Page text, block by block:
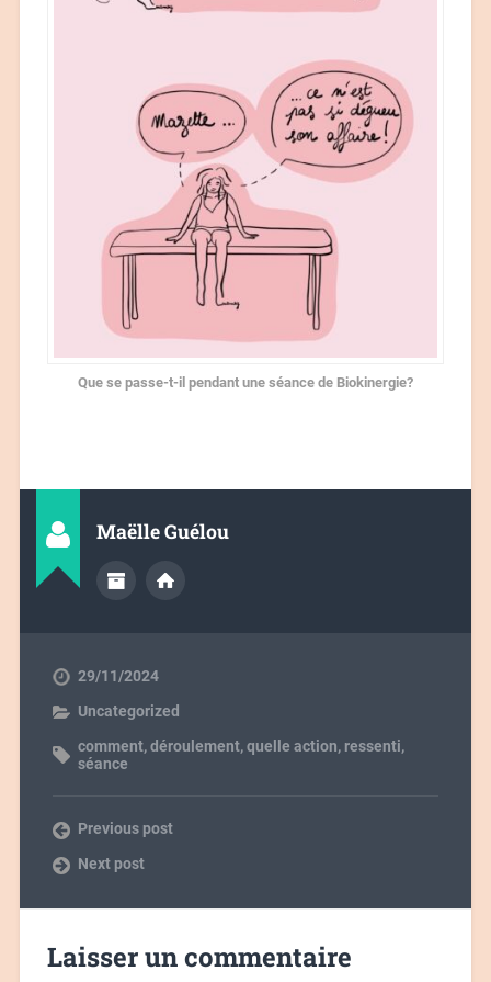
Que se passe-t-il pendant une séance de Biokinergie?
Maëlle Guélou
29/11/2024
Uncategorized
comment,déroulement,quelle action, ressenti,
séance
Previous post
Next post
Laisser un commentaire